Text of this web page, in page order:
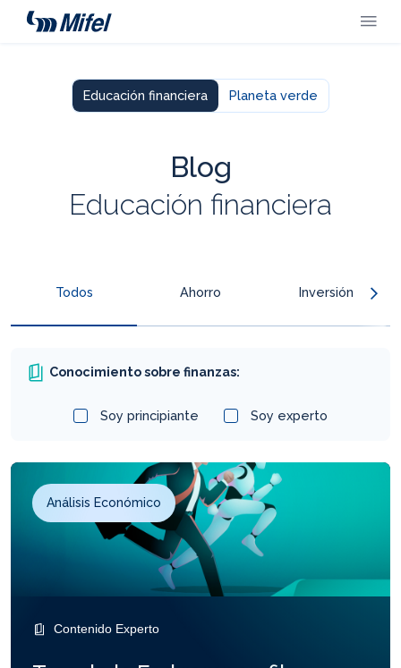
Educación financiera Planeta verde
Blog
Educación financiera
Todos Ahorro Inversión
Seguridad
Análisis
Perspectiva
Conocimiento sobre finanzas:
Soy principiante Soy experto
Análisis Económico
Contenido Experto